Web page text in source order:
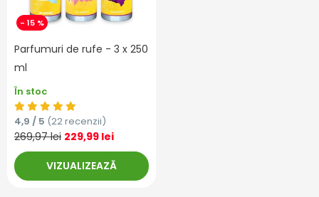
- 15 %
Parfumuri de rufe - 3 x 250
ml
În stoc
4,9 / 5 (22 recenzii)
269,97 lei 229,99 lei
VIZUALIZEAZĂ